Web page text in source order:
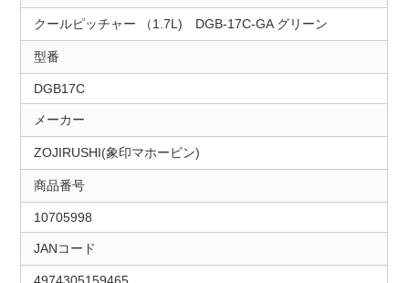
クールピッチャー （1.7L) DGB-17C-GA グリーン
型番
DGB17C
メーカー
ZOJIRUSHI(象印マホービン)
商品番号
10705998
JANコード